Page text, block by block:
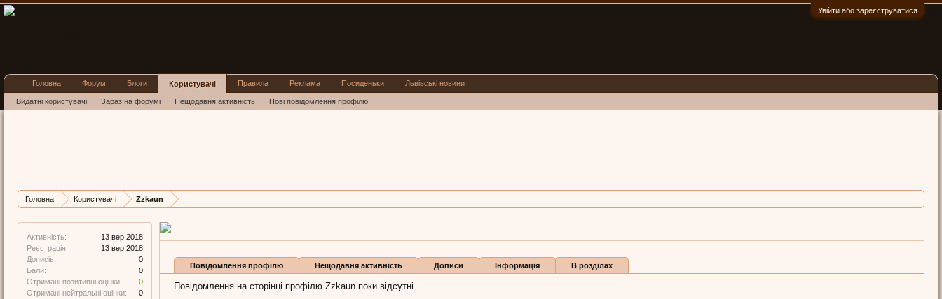
Увійти або зареєструватися
Головна Користувачі Zzkaun
Активність:
13 вер 2018
Реєстрація:
13 вер 2018
Дописів:
0
Бали:
0
Отримані позитивні оцінки:
0
Отримані нейтральні оцінки:
0
Дописів
Карма Бали
Повідомлення профілю Нещодавня активність Дописи Інформація В розділах
Повідомлення на сторінці профілю Zzkaun поки відсутні.
Головна Форум Блоги Користувачі
Видатні користувачі Зараз на форумі Нещодавня активність Нові повідомлення профілю
Правила Реклама Посиденьки Львівські новини